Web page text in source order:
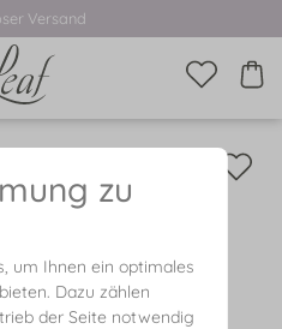
Versand
zu
um Ihnen ein optimales
Dazu zählen
der Seite notwendig